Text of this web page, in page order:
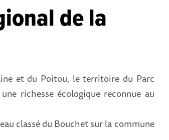
de la
et du Poitou, le territoire du Parc
richesse écologique reconnue au
classé du Bouchet sur la commune